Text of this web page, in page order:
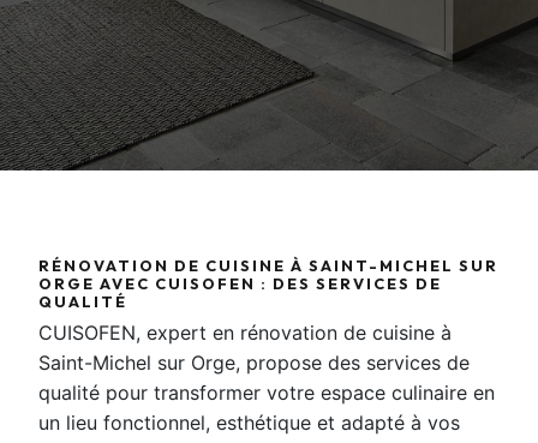
RÉNOVATION DE CUISINE À SAINT-MICHEL SUR
ORGE AVEC CUISOFEN : DES SERVICES DE
QUALITÉ
CUISOFEN, expert en rénovation de cuisine à
Saint-Michel sur Orge, propose des services de
qualité pour transformer votre espace culinaire en
un lieu fonctionnel, esthétique et adapté à vos